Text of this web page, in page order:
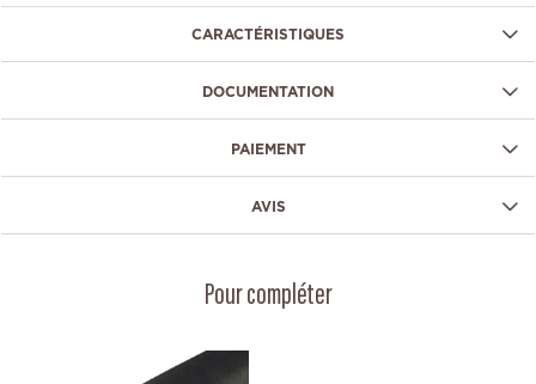
CARACTÉRISTIQUES
DOCUMENTATION
PAIEMENT
AVIS
Pour compléter